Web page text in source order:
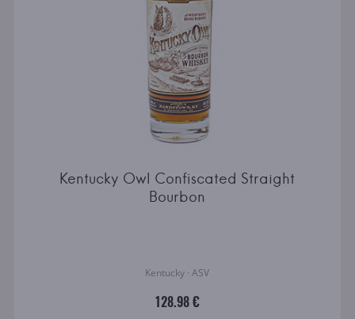
Kentucky Owl Confiscated Straight
Bourbon
Kentucky · ASV
128.98 €